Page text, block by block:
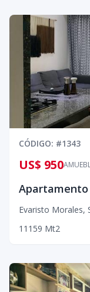
CÓDIGO: #1343
US$ 950
Evaristo Morales,
1 1 1 59 Mt2